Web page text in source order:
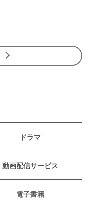
ドラマ
動画配信サービス
電子書籍